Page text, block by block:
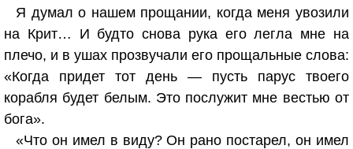
Я думал о нашем прощании, когда меня увозили
на Крит… И будто снова рука его легла мне на
плечо, и в ушах прозвучали его прощальные слова:
«Когда придет тот день — пусть парус твоего
корабля будет белым. Это послужит мне вестью от
бога».
«Что он имел в виду? Он рано постарел, он имел